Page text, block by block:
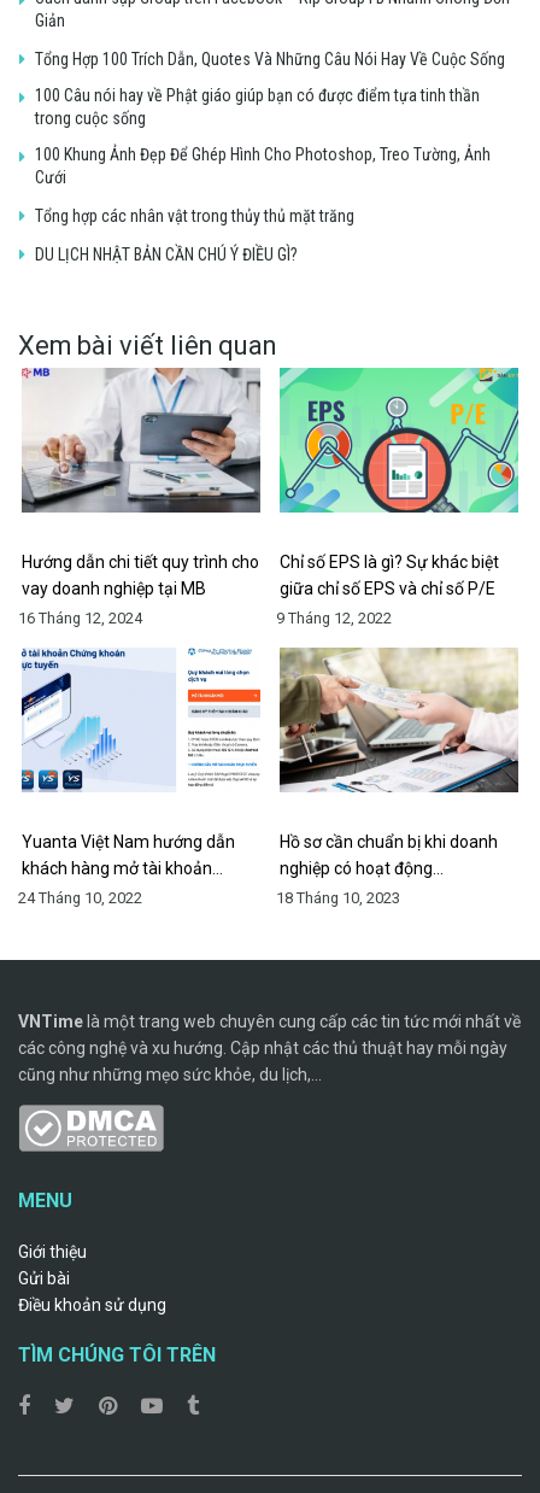
Giản
Tổng Hợp 100 Trích Dẫn, Quotes Và Những Câu Nói Hay Về Cuộc Sống
100 Câu nói hay về Phật giáo giúp bạn có được điểm tựa tinh thần
trong cuộc sống
100 Khung Ảnh Đẹp Để Ghép Hình Cho Photoshop, Treo Tường, Ảnh
Cưới
Tổng hợp các nhân vật trong thủy thủ mặt trăng
DU LỊCH NHẬT BẢN CẦN CHÚ Ý ĐIỀU GÌ?
Xem bài viết liên quan
Hướng dẫn chi tiết quy trình cho
vay doanh nghiệp tại MB
16 Tháng 12, 2024
Chỉ số EPS là gì? Sự khác biệt
giữa chỉ số EPS và chỉ số P/E
9 Tháng 12, 2022
Yuanta Việt Nam hướng dẫn
khách hàng mở tài khoản…
24 Tháng 10, 2022
Hồ sơ cần chuẩn bị khi doanh
nghiệp có hoạt động…
18 Tháng 10, 2023
VNTime là một trang web chuyên cung cấp các tin tức mới nhất về
các công nghệ và xu hướng. Cập nhật các thủ thuật hay mỗi ngày
cũng như những mẹo sức khỏe, du lịch,...
MENU
Giới thiệu
Gửi bài
Điều khoản sử dụng
TÌM CHÚNG TÔI TRÊN